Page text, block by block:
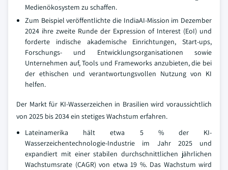
Medienökosystem zu schaffen.
Zum Beispiel veröffentlichte die IndiaAI-Mission im Dezember
2024 ihre zweite Runde der Expression of Interest (EoI) und
forderte indische akademische Einrichtungen, Start-ups,
Forschungs- und Entwicklungsorganisationen sowie
Unternehmen auf, Tools und Frameworks anzubieten, die bei
der ethischen und verantwortungsvollen Nutzung von KI
helfen.
Der Markt für KI-Wasserzeichen in Brasilien wird voraussichtlich
von 2025 bis 2034 ein stetiges Wachstum erfahren.
Lateinamerika hält etwa 5 % der KI-
Wasserzeichentechnologie-Industrie im Jahr 2025 und
expandiert mit einer stabilen durchschnittlichen jährlichen
Wachstumsrate (CAGR) von etwa 19 %. Das Wachstum wird